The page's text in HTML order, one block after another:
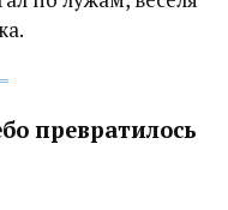
превратилось